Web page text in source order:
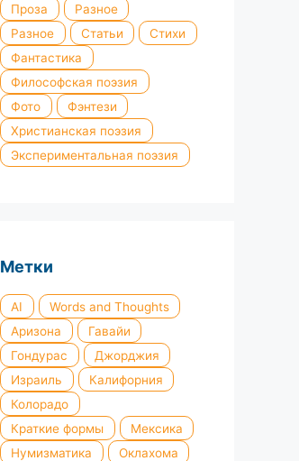
Проза
Разное
Разное
Статьи
Стихи
Фантастика
Философская поэзия
Фото
Фэнтези
Христианская поэзия
Экспериментальная поэзия
Метки
AI
Words and Thoughts
Аризона
Гавайи
Гондурас
Джорджия
Израиль
Калифорния
Колорадо
Краткие формы
Мексика
Нумизматика
Оклахома